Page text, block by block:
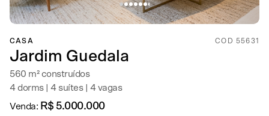
CASA COD 55631
Jardim Guedala
560 m² construídos
4 dorms | 4 suítes | 4 vagas
Venda: R$ 5.000.000